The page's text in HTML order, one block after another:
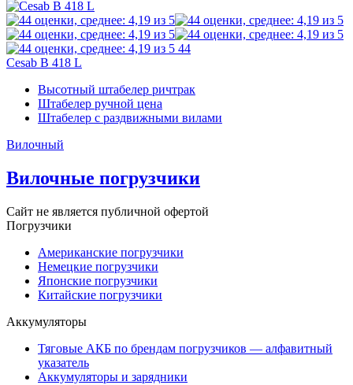
44
Cesab B 418 L
Высотный штабелер ричтрак
Штабелер ручной цена
Штабелер с раздвижными вилами
Вилочный
Вилочные погрузчики
Сайт не является публичной офертой
Погрузчики
Американские погрузчики
Немецкие погрузчики
Японские погрузчики
Китайские погрузчики
Аккумуляторы
Тяговые АКБ по брендам погрузчиков — алфавитный
указатель
Аккумуляторы и зарядники